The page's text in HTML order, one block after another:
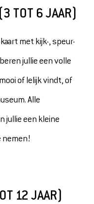
TOT 6 JAAR)
met kijk-, speur-
jullie een volle
of lelijk vindt, of
Alle
jullie een kleine
nemen!
12 JAAR)